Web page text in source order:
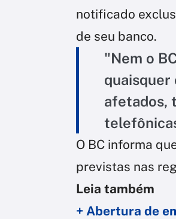
notificado
de seu banco.
"Nem o
quaisquer
afetados,
O BC informa
previstas nas
Leia também
+ Abertura de